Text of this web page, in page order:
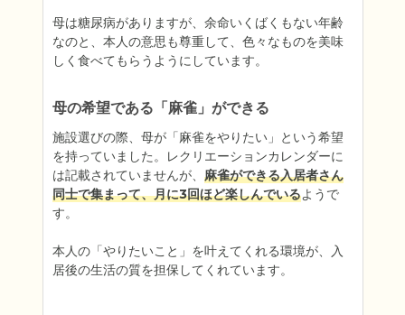
母は糖尿病がありますが、余命いくばくもない年齢
なのと、本人の意思も尊重して、色々なものを美味
しく食べてもらうようにしています。
母の希望である「麻雀」ができる
施設選びの際、母が「麻雀をやりたい」という希望
を持っていました。レクリエーションカレンダーに
は記載されていませんが、 麻雀ができる入居者さん
同士で集まって、月に3回ほど楽しんでいるようで
す。
本人の「やりたいこと」を叶えてくれる環境が、入
居後の生活の質を担保してくれています。